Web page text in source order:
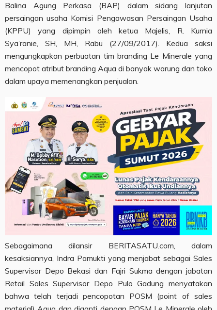
Balina Agung Perkasa (BAP) dalam sidang lanjutan
persaingan usaha Komisi Pengawasan Persaingan Usaha
(KPPU) yang dipimpin oleh ketua Majelis, R. Kurnia
Sya’ranie, SH, MH, Rabu (27/09/2017). Kedua saksi
mengungkapkan perbuatan tim branding Le Minerale yang
mencopot atribut branding Aqua di banyak warung dan toko
dalam upaya memenangkan penjualan.
Sebagaimana dilansir BERITASATU.com, dalam
kesaksiannya, Indra Pamukti yang menjabat sebagai Sales
Supervisor Depo Bekasi dan Fajri Sukma dengan jabatan
Retail Sales Supervisor Depo Pulo Gadung menyatakan
bahwa telah terjadi pencopotan POSM (point of sales